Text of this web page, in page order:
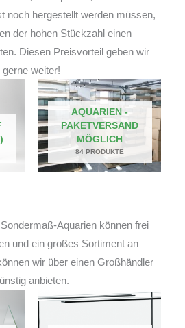
noch hergestellt werden müssen,
der hohen Stückzahl einen
Diesen Preisvorteil geben wir
gerne weiter!
AQUARIEN -
PAKETVERSAND
MÖGLICH
84 PRODUKTE
Aquarien können frei
und ein großes Sortiment an
wir über einen Großhändler
anbieten.